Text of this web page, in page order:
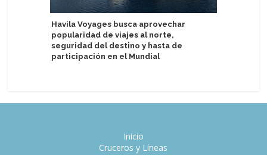
Havila Voyages busca aprovechar
popularidad de viajes al norte,
seguridad del destino y hasta de
participación en el Mundial
Inicio
Cruceros y Líneas